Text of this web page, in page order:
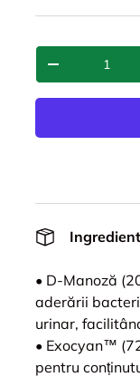
Cant.
-
• D-Manoză
aderării
urinar,
• Exocyan™
pentru